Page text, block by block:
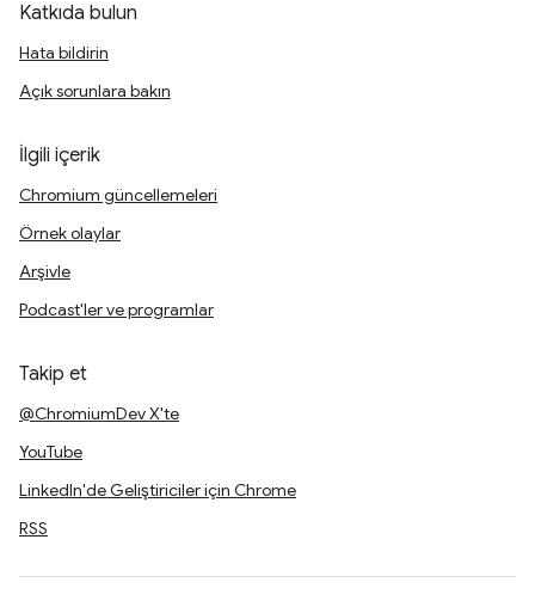
Katkıda bulun
Hata bildirin
Açık sorunlara bakın
İlgili içerik
Chromium güncellemeleri
Örnek olaylar
Arşivle
Podcast'ler ve programlar
Takip et
@ChromiumDev X'te
YouTube
LinkedIn'de Geliştiriciler için Chrome
RSS